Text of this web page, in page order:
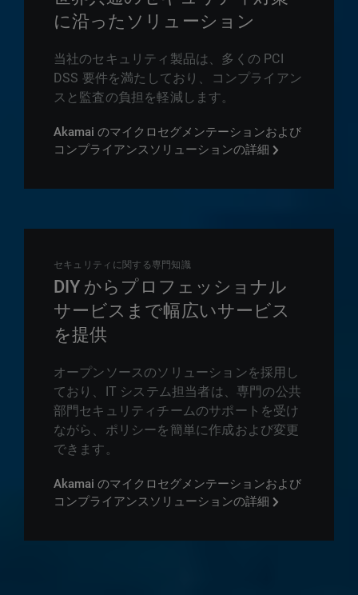
に沿ったソリューション
当社のセキュリティ製品は、多くの PCI
DSS 要件を満たしており、コンプライアン
スと監査の負担を軽減します。
Akamai のマイクロセグメンテーションおよび
コンプライアンスソリューションの詳細
セキュリティに関する専門知識
DIY からプロフェッショナル
サービスまで幅広いサービス
を提供
オープンソースのソリューションを採用し
ており、IT システム担当者は、専門の公共
部門セキュリティチームのサポートを受け
ながら、ポリシーを簡単に作成および変更
できます。
Akamai のマイクロセグメンテーションおよび
コンプライアンスソリューションの詳細